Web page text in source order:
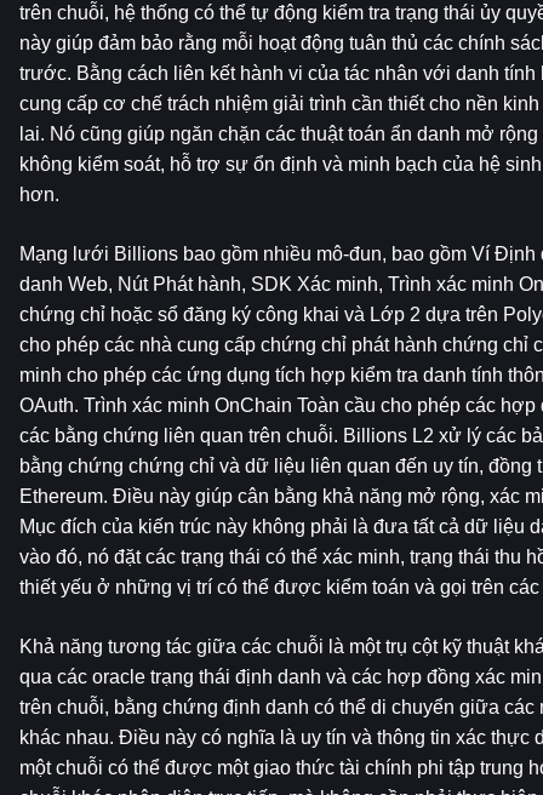
trên chuỗi, hệ thống có thể tự động kiểm tra trạng thái ủy
này giúp đảm bảo rằng mỗi hoạt động tuân thủ các chính
trước. Bằng cách liên kết hành vi của tác nhân với danh
cung cấp cơ chế trách nhiệm giải trình cần thiết cho nền
lai. Nó cũng giúp ngăn chặn các thuật toán ẩn danh mở
không kiểm soát, hỗ trợ sự ổn định và minh bạch của hệ
hơn.
Mạng lưới Billions bao gồm nhiều mô-đun, bao gồm Ví
danh Web, Nút Phát hành, SDK Xác minh, Trình xác minh
chứng chỉ hoặc sổ đăng ký công khai và Lớp 2 dựa trên
cho phép các nhà cung cấp chứng chỉ phát hành chứng chỉ
minh cho phép các ứng dụng tích hợp kiểm tra danh tính
OAuth. Trình xác minh OnChain Toàn cầu cho phép các
các bằng chứng liên quan trên chuỗi. Billions L2 xử lý các
bằng chứng chứng chỉ và dữ liệu liên quan đến uy tín, đồng
Ethereum. Điều này giúp cân bằng khả năng mở rộng, xác
Mục đích của kiến ​​trúc này không phải là đưa tất cả dữ liệu
vào đó, nó đặt các trạng thái có thể xác minh, trạng thái thu
thiết yếu ở những vị trí có thể được kiểm toán và gọi trên
Khả năng tương tác giữa các chuỗi là một trụ cột kỹ thuật
qua các oracle trạng thái định danh và các hợp đồng xác
trên chuỗi, bằng chứng định danh có thể di chuyển giữa
khác nhau. Điều này có nghĩa là uy tín và thông tin xác thực
một chuỗi có thể được một giao thức tài chính phi tập trung